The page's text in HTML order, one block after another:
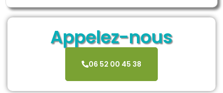
Appelez-nous
06 52 00 45 38